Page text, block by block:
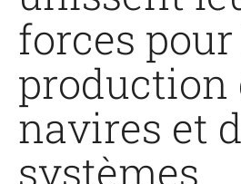
forces
production
navires et
systèmes